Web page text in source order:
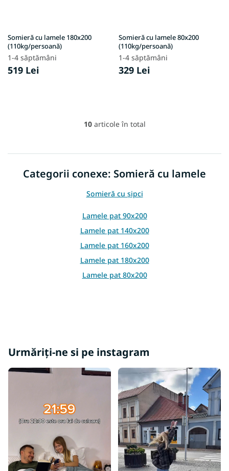
Somieră cu lamele 180x200
(110kg/persoană)
1-4 săptămâni
519 Lei
Somieră cu lamele 80x200
(110kg/persoană)
1-4 săptămâni
329 Lei
C
t
r
o
u
l
s
t
r
i
10articole în total
Categorii conexe: Somieră cu lamele
Somieră cu șipci
Lamele pat 90x200
Lamele pat 140x200
Lamele pat 160x200
Lamele pat 180x200
Lamele pat 80x200
Urmăriți-ne si pe instagram